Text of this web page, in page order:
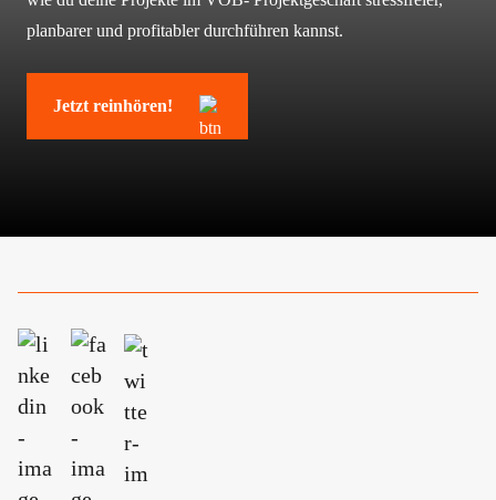
planbarer und profitabler durchführen kannst.
Jetzt reinhören!